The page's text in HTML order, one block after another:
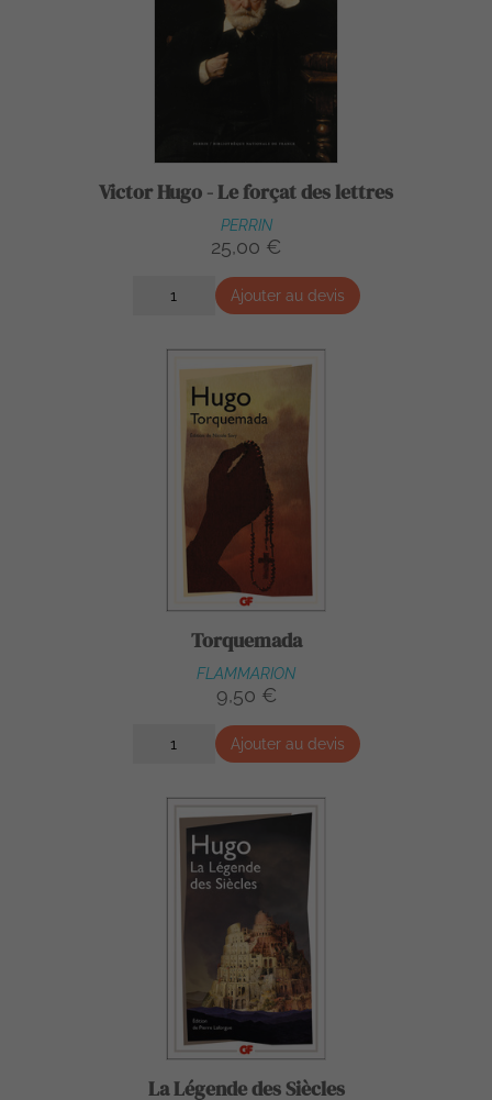
Victor Hugo - Le forçat des lettres
PERRIN
25,00 €
Ajouter au devis
Torquemada
FLAMMARION
9,50 €
Ajouter au devis
La Légende des Siècles